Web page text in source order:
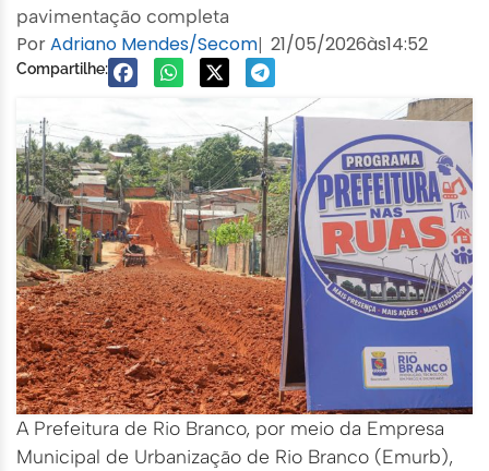
pavimentação completa
PorAdriano Mendes/Secom| 21/05/2026às14:52
Compartilhe:
A Prefeitura de Rio Branco, por meio da Empresa
Municipal de Urbanização de Rio Branco (Emurb),